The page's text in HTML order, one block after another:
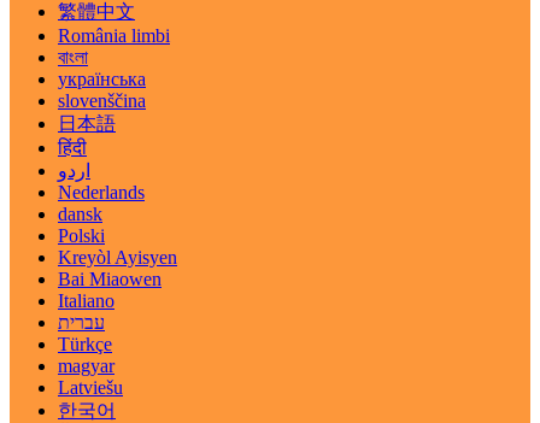
繁體中文
România limbi
বাংলা
українська
slovenščina
日本語
हिंदी
اردو
Nederlands
dansk
Polski
Kreyòl Ayisyen
Bai Miaowen
Italiano
עברית
Türkçe
magyar
Latviešu
한국어